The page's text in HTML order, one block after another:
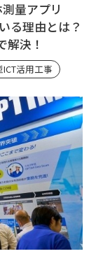
量アプリ
る理由とは？
決！
ICT活用工事